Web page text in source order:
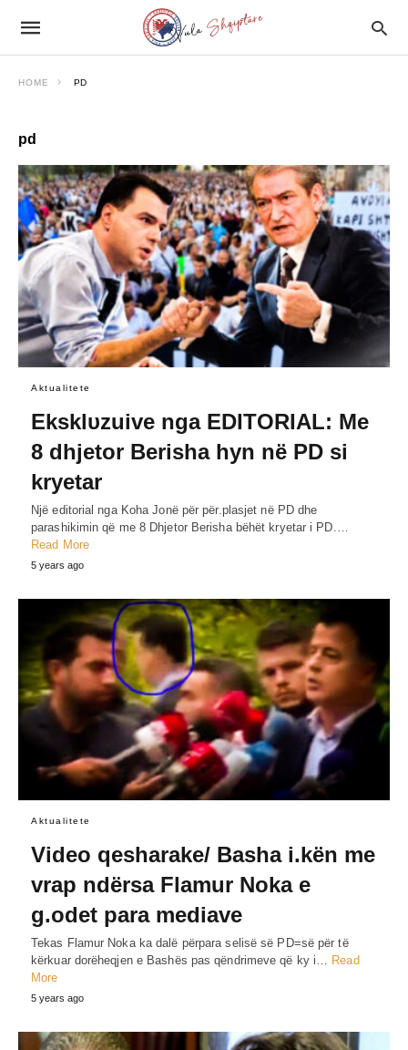
HOME PD
pd
Aktualitete
Eksklυzuive nga EDITORIAL: Me
8 dhjetor Berisha hyn në PD si
kryetar
Një editorial nga Koha Jonë për për.plasjet në PD dhe
parashikimin që me 8 Dhjetor Berisha bëhët kryetar i PD.…
Read More
5 years ago
Aktualitete
Video qesharake/ Basha i.kën me
vrap ndërsa Flamur Noka e
g.odet para mediave
Tekas Flamur Noka ka dalë përpara selisë së PD=së për të
kërkuar dorëheqjen e Bashës pas qëndrimeve që ky i… Read
More
5 years ago